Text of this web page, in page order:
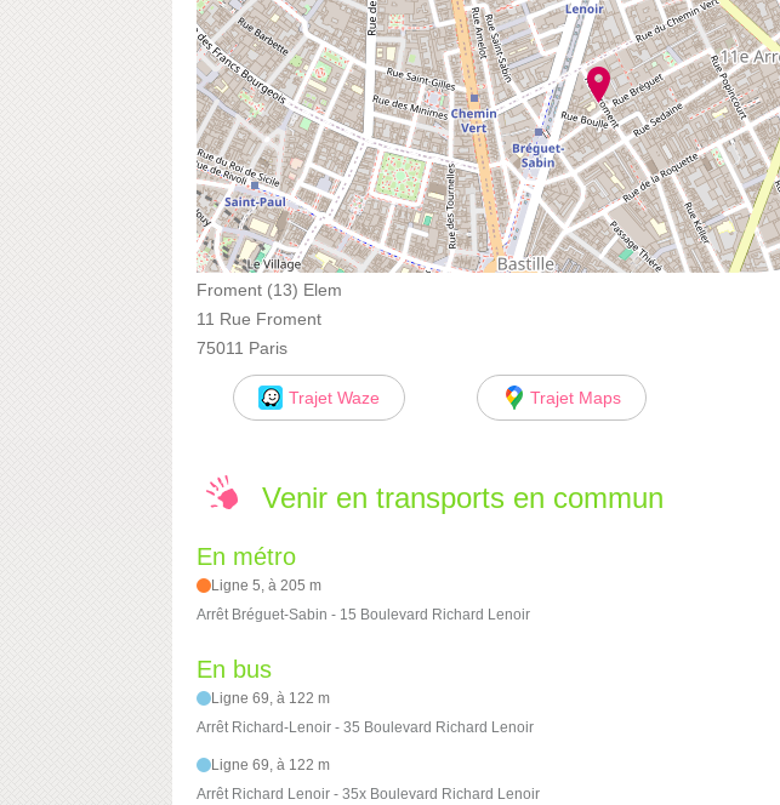
Froment (13) Elem
11 Rue Froment
75011 Paris
Trajet Waze Trajet Maps
Venir en transports en commun
En métro
Ligne 5, à 205 m
Arrêt Bréguet-Sabin - 15 Boulevard Richard Lenoir
En bus
Ligne 69, à 122 m
Arrêt Richard-Lenoir - 35 Boulevard Richard Lenoir
Ligne 69, à 122 m
Arrêt Richard Lenoir - 35x Boulevard Richard Lenoir